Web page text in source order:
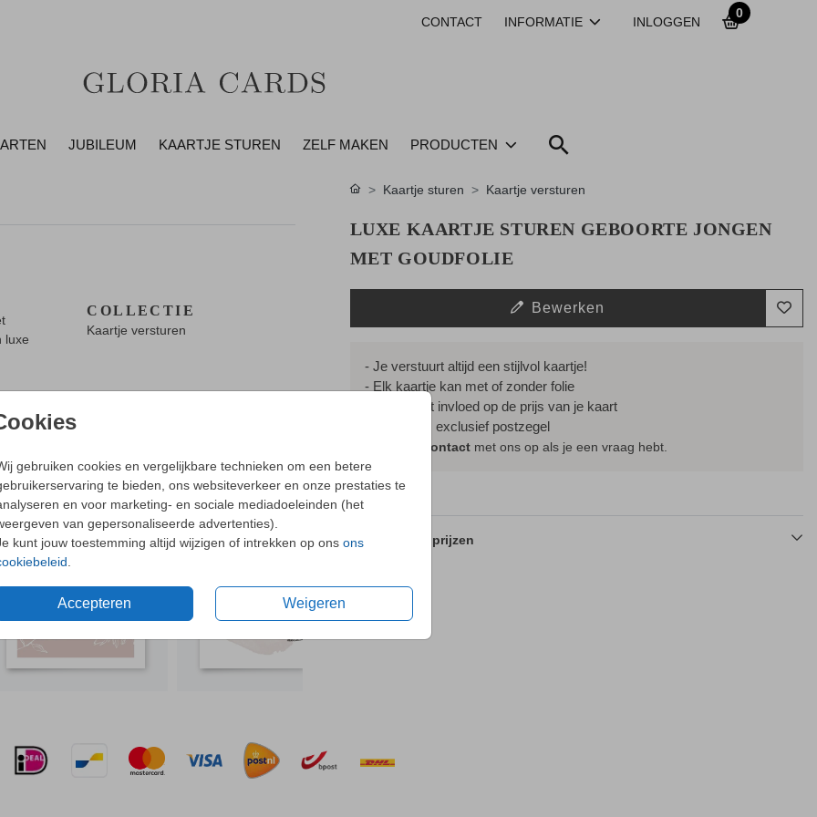
CONTACT INFORMATIE INLOGGEN
0
JUBILEUM KAARTJE STUREN ZELF MAKEN PRODUCTEN
gebruiken cookies en vergelijkbare technieken om een betere
te bieden, ons websiteverkeer en onze prestaties te
en voor marketing- en sociale mediadoeleinden (het
van gepersonaliseerde advertenties).
kunt jouw toestemming altijd wijzigen of intrekken op ons ons
Accepteren Weigeren
luxe
COLLECTIE
Kaartje versturen
OOK LEUK
Kaartje sturen Kaartje versturen
LUXE KAARTJE STUREN GEBOORTE JONGEN
MET GOUDFOLIE
Bewerken
- Je verstuurt altijd een stijlvol kaartje!
- Elk kaartje kan met of zonder folie
- Folie heeft invloed op de prijs van je kaart
- De prijs is exclusief postzegel
contact met ons op als je een vraag hebt.
Formaten en prijzen